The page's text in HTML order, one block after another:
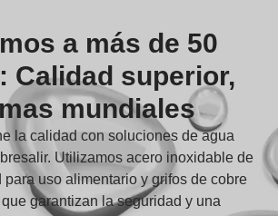
a más de 50
Calidad superior,
mundiales
la calidad con soluciones de agua
Utilizamos acero inoxidable de
para uso alimentario y grifos de cobre
garantizan la seguridad y una